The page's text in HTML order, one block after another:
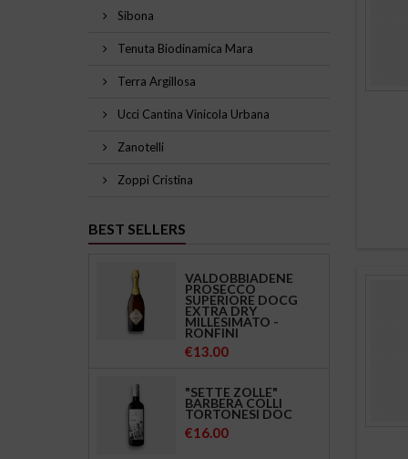
Sibona
Tenuta Biodinamica Mara
Terra Argillosa
Ucci Cantina Vinicola Urbana
Zanotelli
Zoppi Cristina
BEST SELLERS
VALDOBBIADENE
PROSECCO
SUPERIORE DOCG
EXTRA DRY
MILLESIMATO -
RONFINI
Price
€13.00
"SETTE ZOLLE"
BARBERA COLLI
TORTONESI DOC
Price
€16.00